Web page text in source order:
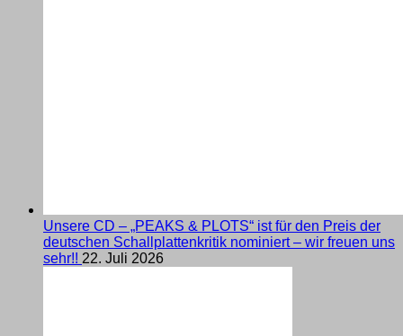
Unsere CD – „PEAKS & PLOTS“ ist für den Preis der
deutschen Schallplattenkritik nominiert – wir freuen uns
sehr!! 22. Juli 2026